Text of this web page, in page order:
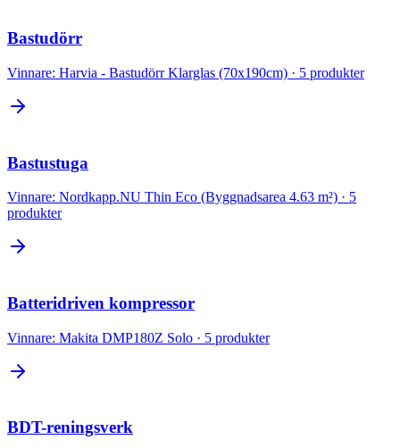
Bastudörr
Vinnare: Harvia - Bastudörr Klarglas (70x190cm) · 5 produkter
Bastustuga
Vinnare: Nordkapp.NU Thin Eco (Byggnadsarea 4.63 m²) · 5
produkter
Batteridriven kompressor
Vinnare: Makita DMP180Z Solo · 5 produkter
BDT-reningsverk